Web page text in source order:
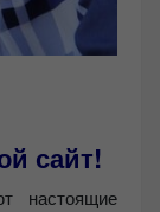
сайт!
настоящие